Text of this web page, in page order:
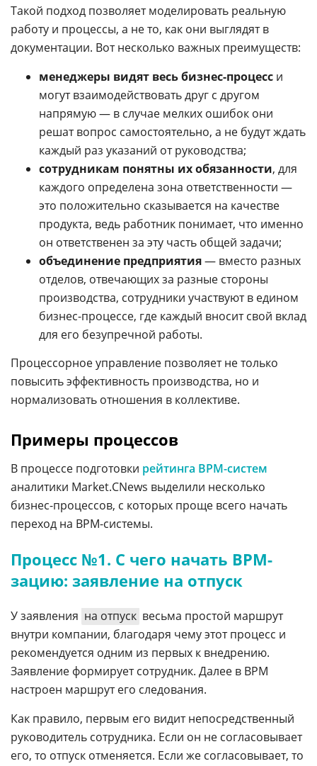
Такой подход позволяет моделировать реальную
работу и процессы, а не то, как они выглядят в
документации. Вот несколько важных преимуществ:
менеджеры видят весь бизнес-процесс и
могут взаимодействовать друг с другом
напрямую — в случае мелких ошибок они
решат вопрос самостоятельно, а не будут ждать
каждый раз указаний от руководства;
сотрудникам понятны их обязанности, для
каждого определена зона ответственности —
это положительно сказывается на качестве
продукта, ведь работник понимает, что именно
он ответственен за эту часть общей задачи;
объединение предприятия— вместо разных
отделов, отвечающих за разные стороны
производства, сотрудники участвуют в едином
бизнес-процессе, где каждый вносит свой вклад
для его безупречной работы.
Процессорное управление позволяет не только
повысить эффективность производства, но и
нормализовать отношения в коллективе.
Примеры процессов
В процессе подготовки рейтинга BPM-систем
аналитики Market.CNews выделили несколько
бизнес-процессов, с которых проще всего начать
переход на BPM-системы.
Процесс №1. С чего начать BPM-
зацию: заявление на отпуск
У заявления на отпуск весьма простой маршрут
внутри компании, благодаря чему этот процесс и
рекомендуется одним из первых к внедрению.
Заявление формирует сотрудник. Далее в BPM
настроен маршрут его следования.
Как правило, первым его видит непосредственный
руководитель сотрудника. Если он не согласовывает
его, то отпуск отменяется. Если же согласовывает, то